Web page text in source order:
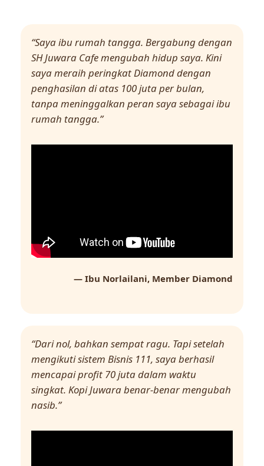
“Saya ibu rumah tangga. Bergabung dengan
SH Juwara Cafe mengubah hidup saya. Kini
saya meraih peringkat Diamond dengan
penghasilan di atas 100 juta per bulan,
tanpa meninggalkan peran saya sebagai ibu
rumah tangga.”
— Ibu Norlailani, Member Diamond
“Dari nol, bahkan sempat ragu. Tapi setelah
mengikuti sistem Bisnis 111, saya berhasil
mencapai profit 70 juta dalam waktu
singkat. Kopi Juwara benar-benar mengubah
nasib.”